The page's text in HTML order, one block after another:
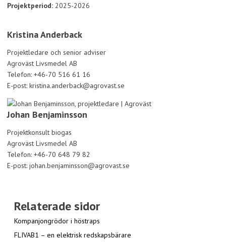
Projektperiod: 2025-2026
Kristina Anderback
Projektledare och senior adviser
Agroväst Livsmedel AB
Telefon: +46-70 516 61 16
E-post: kristina.anderback@agrovast.se
Johan Benjaminsson
Projektkonsult biogas
Agroväst Livsmedel AB
Telefon: +46-70 648 79 82
E-post: johan.benjaminsson@agrovast.se
Relaterade sidor
Kompanjongrödor i höstraps
FLIVAB1 – en elektrisk redskapsbärare